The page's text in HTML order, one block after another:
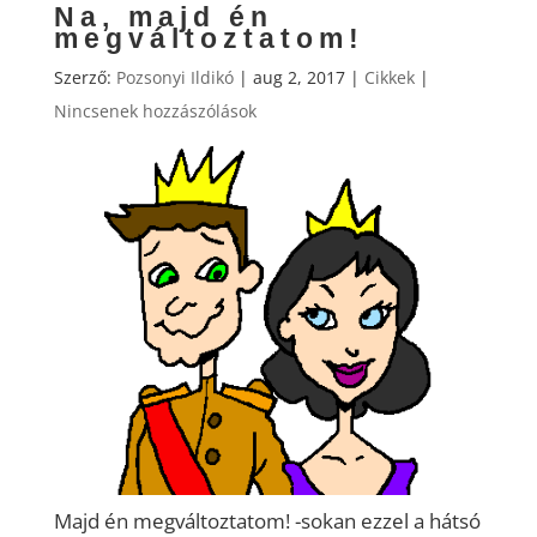
Na, majd én
megváltoztatom!
Szerző: Pozsonyi Ildikó| aug 2, 2017| Cikkek|
Nincsenek hozzászólások
Majd én megváltoztatom! -sokan ezzel a hátsó